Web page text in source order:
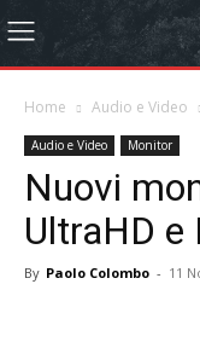
Home Audio e Video
Audio e Video Monitor
Nuovi
UltraHD e
By Paolo Colombo - 11